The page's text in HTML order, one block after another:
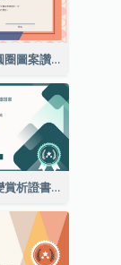
粉色和紫色圓圈圖案讚賞證書
綠色方塊漸變賞析證書